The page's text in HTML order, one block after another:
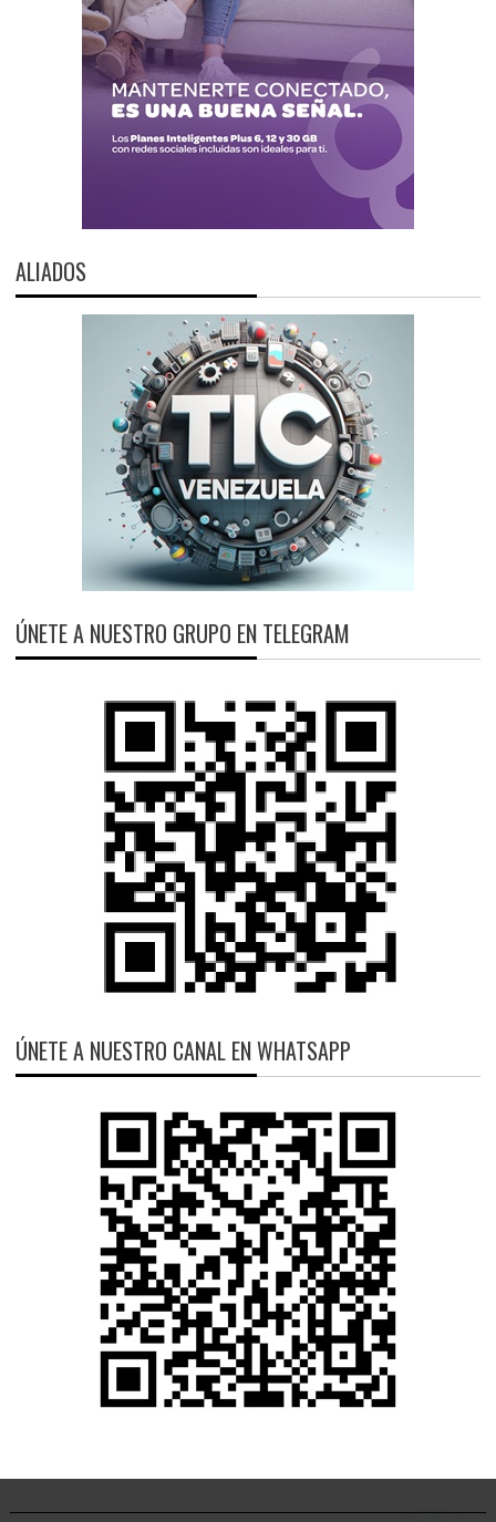
ALIADOS
ÚNETE A NUESTRO GRUPO EN TELEGRAM
ÚNETE A NUESTRO CANAL EN WHATSAPP